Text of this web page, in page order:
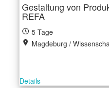
Gestaltung von
REFA
5 Tage
Magdeburg /
Details